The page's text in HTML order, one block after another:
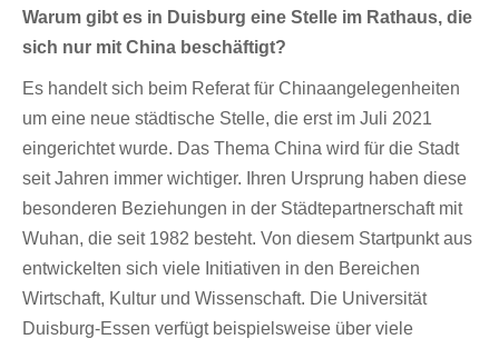
Warum gibt es in Duisburg eine Stelle im Rathaus, die
sich nur mit China beschäftigt?
Es handelt sich beim Referat für Chinaangelegenheiten
um eine neue städtische Stelle, die erst im Juli 2021
eingerichtet wurde. Das Thema China wird für die Stadt
seit Jahren immer wichtiger. Ihren Ursprung haben diese
besonderen Beziehungen in der Städtepartnerschaft mit
Wuhan, die seit 1982 besteht. Von diesem Startpunkt aus
entwickelten sich viele Initiativen in den Bereichen
Wirtschaft, Kultur und Wissenschaft. Die Universität
Duisburg-Essen verfügt beispielsweise über viele